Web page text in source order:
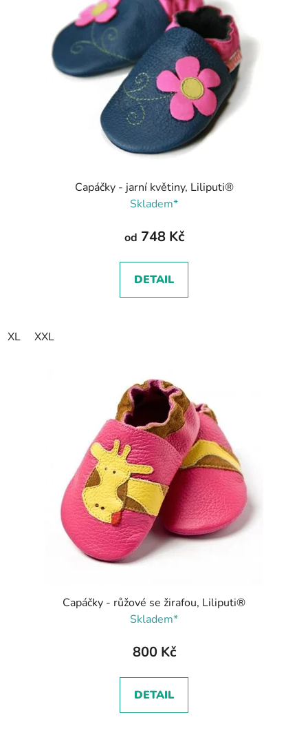
Capáčky - jarní květiny, Liliputi®
Skladem*
od 748 Kč
DETAIL
XL XXL
Capáčky - růžové se žirafou, Liliputi®
Skladem*
800 Kč
DETAIL